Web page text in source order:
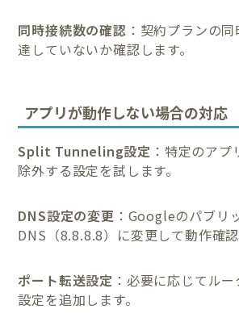
同時接続数の確認 ：契約プランの
達していないか確認します。
アプリが動作しない場合の対応
Split Tunneling設定 ：特定のア
除外する設定を試します。
DNS設定の変更 ：Googleのパブリ
DNS（8.8.8.8）に変更して動作確認
ポート転送設定 ：必要に応じてル
設定を追加します。